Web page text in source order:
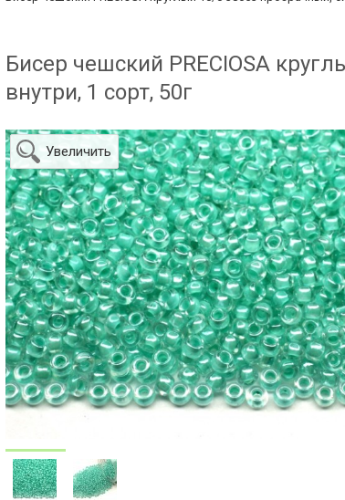
Бисер чешский PRECIOSA
внутри, 1 сорт, 50г
Увеличить